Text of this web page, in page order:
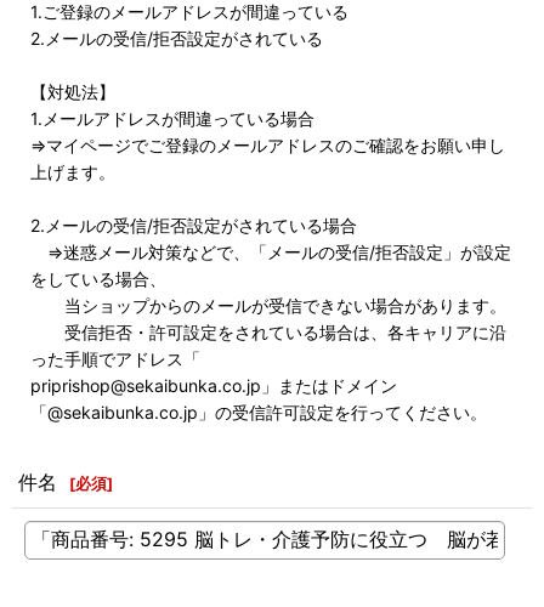
1.ご登録のメールアドレスが間違っている
2.メールの受信/拒否設定がされている
【対処法】
1.メールアドレスが間違っている場合
⇒マイページでご登録のメールアドレスのご確認をお願い申し
上げます。
2.メールの受信/拒否設定がされている場合
⇒迷惑メール対策などで、「メールの受信/拒否設定」が設定
をしている場合、
当ショップからのメールが受信できない場合があります。
受信拒否・許可設定をされている場合は、各キャリアに沿
った手順でアドレス「
priprishop@sekaibunka.co.jp」またはドメイン
「@sekaibunka.co.jp」の受信許可設定を行ってください。
件名 [必須]